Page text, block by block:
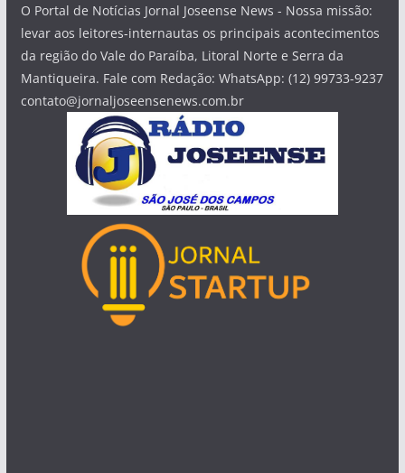
O Portal de Notícias Jornal Joseense News - Nossa missão:
levar aos leitores-internautas os principais acontecimentos
da região do Vale do Paraíba, Litoral Norte e Serra da
Mantiqueira. Fale com Redação: WhatsApp: (12) 99733-9237
contato@jornaljoseensenews.com.br